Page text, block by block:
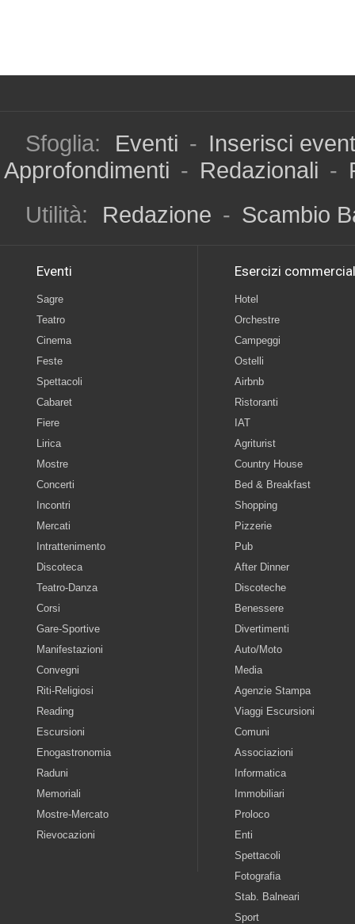
Sfoglia: Eventi - Inserisci
Approfondimenti - Redazionali -
Utilità:
Redazione - Scambio
Eventi
Sagre
Teatro
Cinema
Feste
Spettacoli
Cabaret
Fiere
Lirica
Mostre
Concerti
Incontri
Mercati
Intrattenimento
Discoteca
Teatro-Danza
Corsi
Gare-Sportive
Manifestazioni
Convegni
Riti-Religiosi
Reading
Escursioni
Enogastronomia
Raduni
Memoriali
Mostre-Mercato
Rievocazioni
Esercizi
Hotel
Orchestre
Campeggi
Ostelli
Airbnb
Ristoranti
IAT
Agriturist
Country House
Bed & Breakfast
Shopping
Pizzerie
Pub
After Dinner
Discoteche
Benessere
Divertimenti
Auto/Moto
Media
Agenzie Stampa
Viaggi Escursioni
Comuni
Associazioni
Informatica
Immobiliari
Proloco
Enti
Spettacoli
Fotografia
Stab. Balneari
Sport